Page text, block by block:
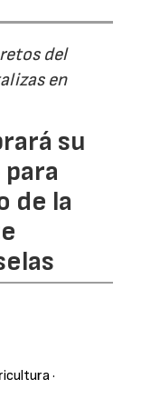
del
en
su
de la
·